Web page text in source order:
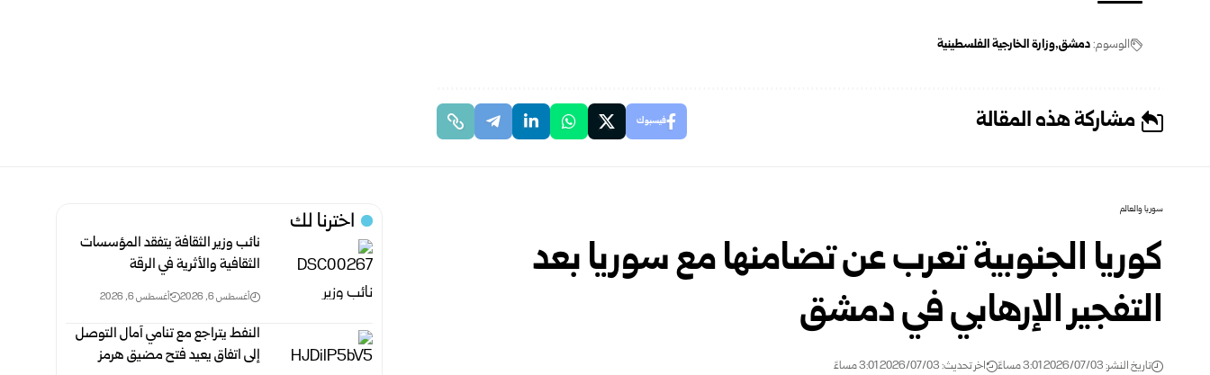
الوسوم:دمشق وزارة الخارجية الفلسطينية
مشاركة هذه المقالة فيسبوك
سوريا والعالم
كوريا الجنوبية تعرب عن تضامنها مع سوريا بعد
التفجير الإرهابي في دمشق
تاريخ النشر: 2026/07/03 3:01 مساءً اخر تحديث: 2026/07/03 3:01 مساءً
اخترنا لك
نائب وزير الثقافة يتفقد المؤسسات
الثقافية والأثرية في الرقة
أغسطس 6, 2026 أغسطس 6, 2026
النفط يتراجع مع تنامي آمال التوصل
إلى اتفاق يعيد فتح مضيق هرمز